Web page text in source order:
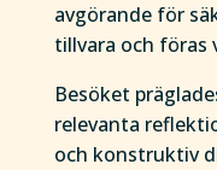
avgörande för
tillvara och föras
Besöket
relevanta
och konstruktiv